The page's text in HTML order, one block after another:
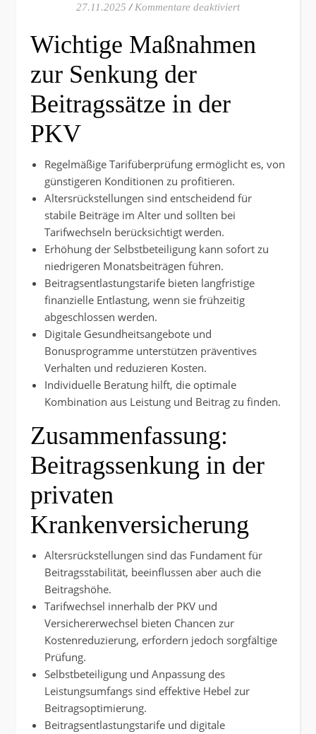
27.11.2025 / Kommentare deaktiviertfür So
Wichtige Maßnahmen
zur Senkung der
Beitragssätze in der
PKV
Regelmäßige Tarifüberprüfung ermöglicht es, von
günstigeren Konditionen zu profitieren.
Altersrückstellungen sind entscheidend für
stabile Beiträge im Alter und sollten bei
Tarifwechseln berücksichtigt werden.
Erhöhung der Selbstbeteiligung kann sofort zu
niedrigeren Monatsbeiträgen führen.
Beitragsentlastungstarife bieten langfristige
finanzielle Entlastung, wenn sie frühzeitig
abgeschlossen werden.
Digitale Gesundheitsangebote und
Bonusprogramme unterstützen präventives
Verhalten und reduzieren Kosten.
Individuelle Beratung hilft, die optimale
Kombination aus Leistung und Beitrag zu finden.
Zusammenfassung:
Beitragssenkung in der
privaten
Krankenversicherung
Altersrückstellungen sind das Fundament für
Beitragsstabilität, beeinflussen aber auch die
Beitragshöhe.
Tarifwechsel innerhalb der PKV und
Versichererwechsel bieten Chancen zur
Kostenreduzierung, erfordern jedoch sorgfältige
Prüfung.
Selbstbeteiligung und Anpassung des
Leistungsumfangs sind effektive Hebel zur
Beitragsoptimierung.
Beitragsentlastungstarife und digitale